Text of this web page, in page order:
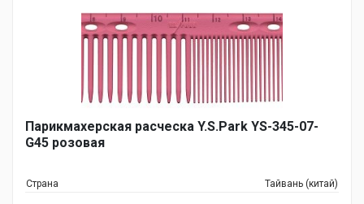
Парикмахерская расческа Y.S.Park YS-345-07-
G45 розовая
Страна Тайвань (китай)